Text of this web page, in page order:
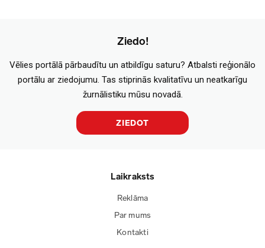
Ziedo!
Vēlies portālā pārbaudītu un atbildīgu saturu? Atbalsti reģionālo
portālu ar ziedojumu. Tas stiprinās kvalitatīvu un neatkarīgu
žurnālistiku mūsu novadā.
ZIEDOT
Laikraksts
Reklāma
Par mums
Kontakti